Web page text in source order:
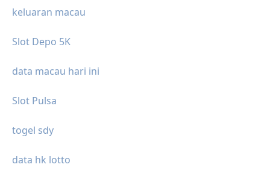
keluaran macau
Slot Depo 5K
data macau hari ini
Slot Pulsa
togel sdy
data hk lotto